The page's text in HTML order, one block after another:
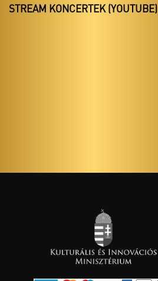
STREAM KONCERTEK (YOUTUBE)